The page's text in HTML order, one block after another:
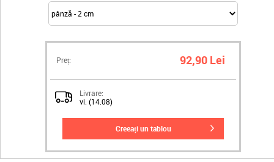
Preț: 92,90 Lei
Livrare:
vi. (14.08)
creeați un tablou